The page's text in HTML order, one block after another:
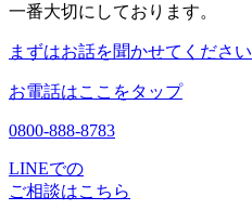
一番大切にしております。
まずはお話を聞かせてください
お電話はここをタップ
0800-888-8783
LINEでの
ご相談はこちら